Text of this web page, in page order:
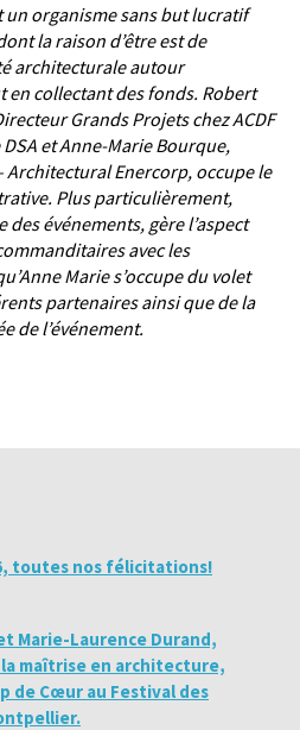
organisme sans but lucratif
la raison d’être est de
architecturale autour
en collectant des fonds. Robert
Grands Projets chez ACDF
et Anne-Marie Bourque,
Enercorp, occupe le
Plus particulièrement,
événements, gère l’aspect
avec les
Marie s’occupe du volet
partenaires ainsi que de la
de l’événement.
toutes nos félicitations!
Marie-Laurence Durand,
maîtrise en architecture,
de Cœur au Festival des